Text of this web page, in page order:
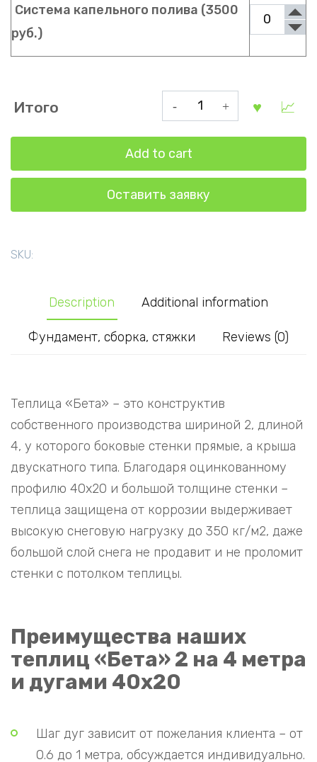
Система капельного полива (3500
руб.)
Прямостенная
теплица
2
на
4
метра
quantity
Add to cart
Оставить заявку
Итого
SKU:
Description Additional information
Фундамент, сборка, стяжки Reviews (0)
Теплица «Бета» – это конструктив
собственного производства шириной 2, длиной
4, у которого боковые стенки прямые, а крыша
двускатного типа. Благодаря оцинкованному
профилю 40х20 и большой толщине стенки –
теплица защищена от коррозии выдерживает
высокую снеговую нагрузку до 350 кг/м2, даже
большой слой снега не продавит и не проломит
стенки с потолком теплицы.
Преимущества наших
теплиц «Бета» 2 на 4 метра
и дугами 40х20
Шаг дуг зависит от пожелания клиента – от
0.6 до 1 метра, обсуждается индивидуально.